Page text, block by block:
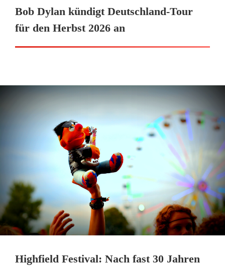
Bob Dylan kündigt Deutschland-Tour
für den Herbst 2026 an
Highfield Festival: Nach fast 30 Jahren